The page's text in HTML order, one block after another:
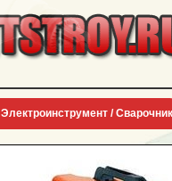
Электроинструмент /